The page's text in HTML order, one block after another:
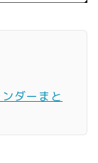
ダーまと